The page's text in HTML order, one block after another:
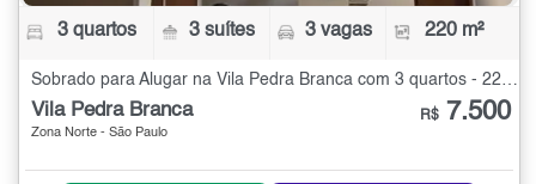
3 quartos 3 suítes 3 vagas 220 m²
Sobrado para Alugar na Vila Pedra Branca com 3 quartos - 220 m²
Vila Pedra Branca
Zona Norte - São Paulo
R$ 7.500